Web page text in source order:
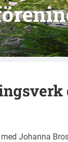
Johanna